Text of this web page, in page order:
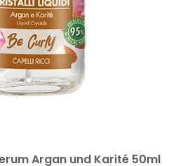
Argan und Karité 50ml